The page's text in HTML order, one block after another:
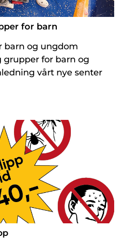
for barn
barn og ungdom
for barn og
vårt nye senter